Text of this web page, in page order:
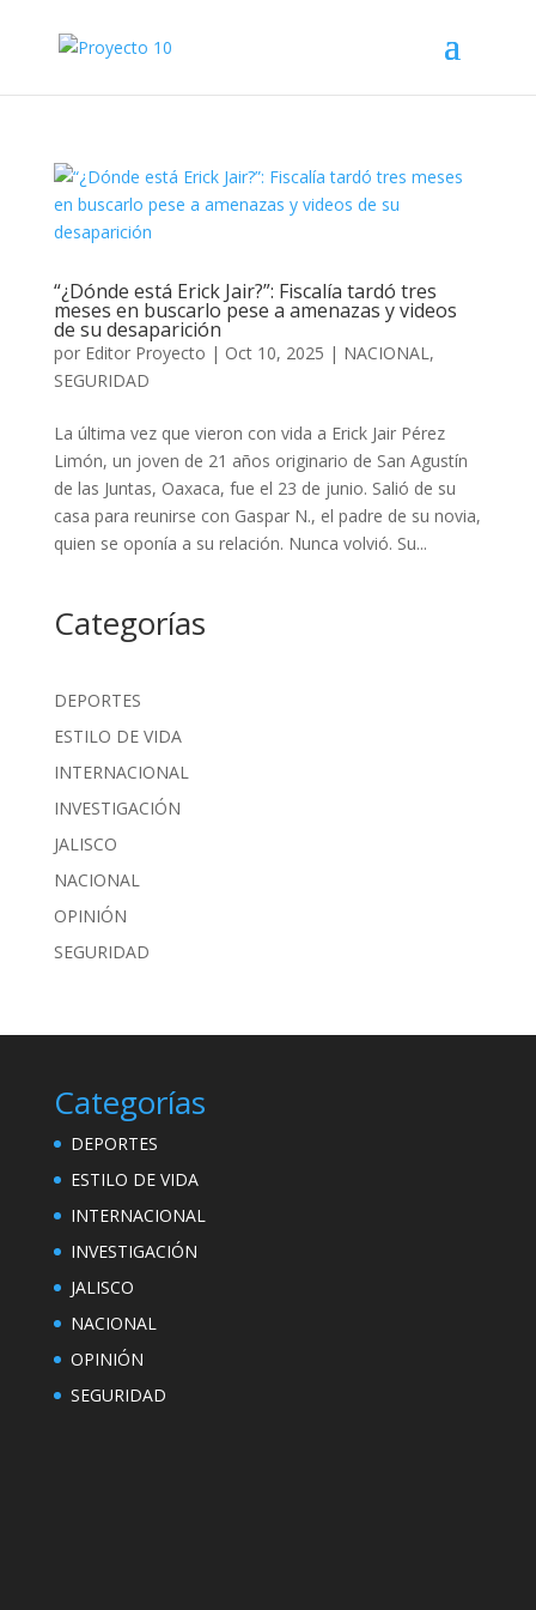
“¿Dónde está Erick Jair?”: Fiscalía tardó tres
meses en buscarlo pese a amenazas y videos
de su desaparición
por Editor Proyecto | Oct 10, 2025 | NACIONAL,
SEGURIDAD
La última vez que vieron con vida a Erick Jair Pérez
Limón, un joven de 21 años originario de San Agustín
de las Juntas, Oaxaca, fue el 23 de junio. Salió de su
casa para reunirse con Gaspar N., el padre de su novia,
quien se oponía a su relación. Nunca volvió. Su...
Categorías
DEPORTES
ESTILO DE VIDA
INTERNACIONAL
INVESTIGACIÓN
JALISCO
NACIONAL
OPINIÓN
SEGURIDAD
Categorías
DEPORTES
ESTILO DE VIDA
INTERNACIONAL
INVESTIGACIÓN
JALISCO
NACIONAL
OPINIÓN
SEGURIDAD